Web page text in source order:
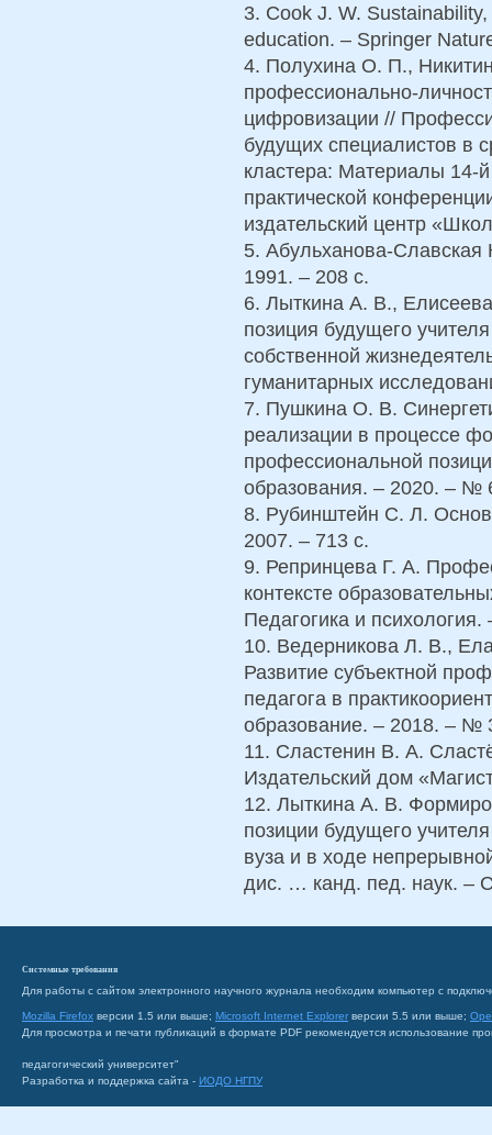
3. Cook J. W.
education. – Springer
4. Полухина О. П.,
профессионально-
цифровизации //
будущих специалистов в
кластера: Материалы 14-
практической
издательский центр
5. Абульханова-
1991. – 208 с.
6. Лыткина А. В.,
позиция будущего
собственной
гуманитарных
7. Пушкина О. В.
реализации в процессе
профессиональной
образования. – 2020. – №
8. Рубинштейн С. Л.
2007. – 713 с.
9. Репринцева Г. А.
контексте
Педагогика и
10. Ведерникова Л. В.,
Развитие субъектной
педагога в
образование. – 2018. – №
11. Сластенин В. А.
Издательский дом
12. Лыткина А. В.
позиции будущего
вуза и в ходе
дис. … канд. пед. наук. –
Системные требования
Для работы с сайтом электронного научного журнала необходим компьютер с
Mozilla Firefox версии 1.5 или выше; Microsoft Internet Explorer версии 5.5 или выше;
Для просмотра и печати публикаций в формате PDF рекомендуется использование
педагогический университет"
Разработка и поддержка сайта - ИОДО НГПУ